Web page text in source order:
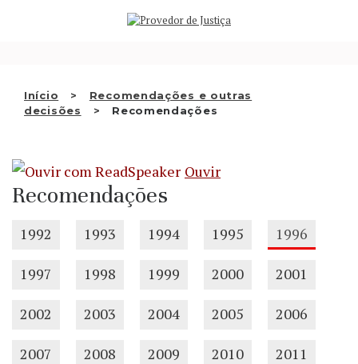
Início
Recomendações e outras
decisões
Recomendações
QUEM SOMOS
RECOMENDAÇÕES E OUTRAS
DECISÕES
APRESENTAR QUEIXA
PT
Ouvir
Recomendações
1992 1993 1994 1995 1996
1997 1998 1999 2000 2001
2002 2003 2004 2005 2006
2007 2008 2009 2010 2011